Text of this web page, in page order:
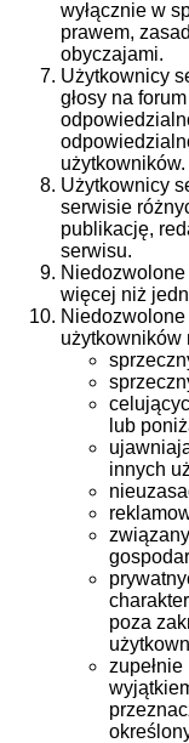
wyłącznie w
prawem,
obyczajami.
Użytkownicy
głosy na
użytkowników.
Użytkownicy
serwisie
publikację,
serwisu.
więcej niż
użytkowników
lub
innych
poza